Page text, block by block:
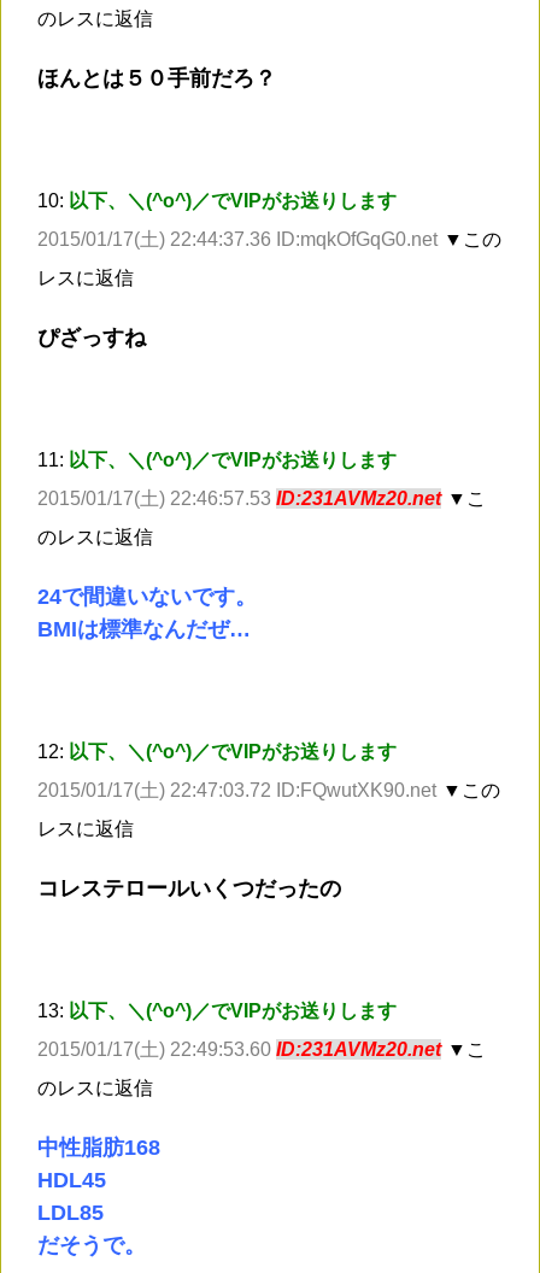
のレスに返信
ほんとは５０手前だろ？
10: 以下、＼(^o^)／でVIPがお送りします
2015/01/17(土) 22:44:37.36 ID:mqkOfGqG0.net ▼この
レスに返信
ぴざっすね
11: 以下、＼(^o^)／でVIPがお送りします
2015/01/17(土) 22:46:57.53 ID:231AVMz20.net ▼こ
のレスに返信
24で間違いないです。
BMIは標準なんだぜ…
12: 以下、＼(^o^)／でVIPがお送りします
2015/01/17(土) 22:47:03.72 ID:FQwutXK90.net ▼この
レスに返信
コレステロールいくつだったの
13: 以下、＼(^o^)／でVIPがお送りします
2015/01/17(土) 22:49:53.60 ID:231AVMz20.net ▼こ
のレスに返信
中性脂肪168
HDL45
LDL85
だそうで。